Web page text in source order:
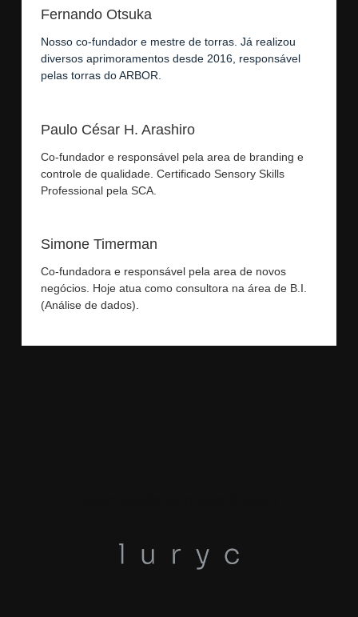
Fernando Otsuka
Nosso co-fundador e mestre de torras. Já realizou
diversos aprimoramentos desde 2016, responsável
pelas torras do ARBOR.
Paulo César H. Arashiro
Co-fundador e responsável pela area de branding e
controle de qualidade. Certificado Sensory Skills
Professional pela SCA.
Simone Timerman
Co-fundadora e responsável pela area de novos
negócios. Hoje atua como consultora na área de B.I.
(Análise de dados).